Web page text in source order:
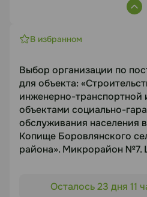
Выбор организации по
для объекта:
инженерно-транспортной
объектами социально-
обслуживания населения
Копище Боровлянского
района». Микрорайон №7.
В избранном
Осталось 23 дня 11